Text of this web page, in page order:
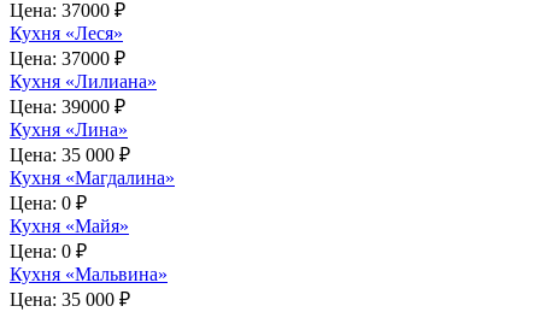
Цена: 37000 ₽
Кухня «Леся»
Цена: 37000 ₽
Кухня «Лилиана»
Цена: 39000 ₽
Кухня «Лина»
Цена: 35 000 ₽
Кухня «Магдалина»
Цена: 0 ₽
Кухня «Майя»
Цена: 0 ₽
Кухня «Мальвина»
Цена: 35 000 ₽